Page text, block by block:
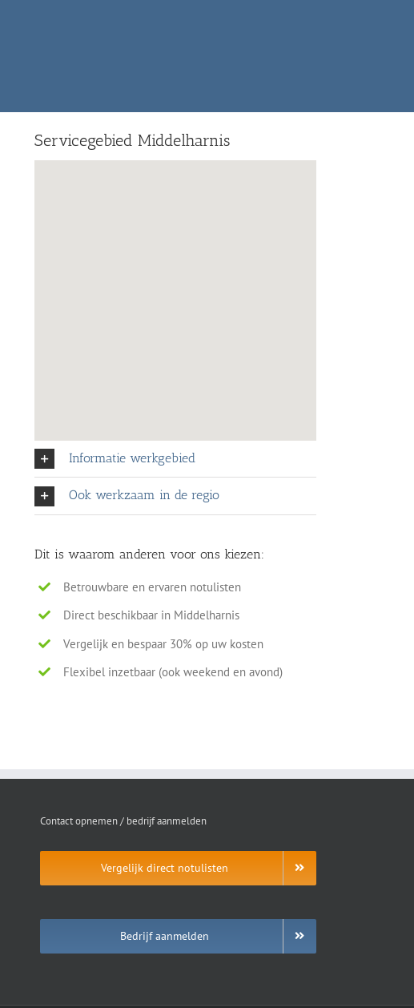
Servicegebied Middelharnis
Informatie werkgebied
Ook werkzaam in de regio
Dit is waarom anderen voor ons kiezen:
Betrouwbare en ervaren notulisten
Direct beschikbaar in Middelharnis
Vergelijk en bespaar 30% op uw kosten
Flexibel inzetbaar (ook weekend en avond)
Contact opnemen / bedrijf aanmelden
Vergelijk direct notulisten
Bedrijf aanmelden